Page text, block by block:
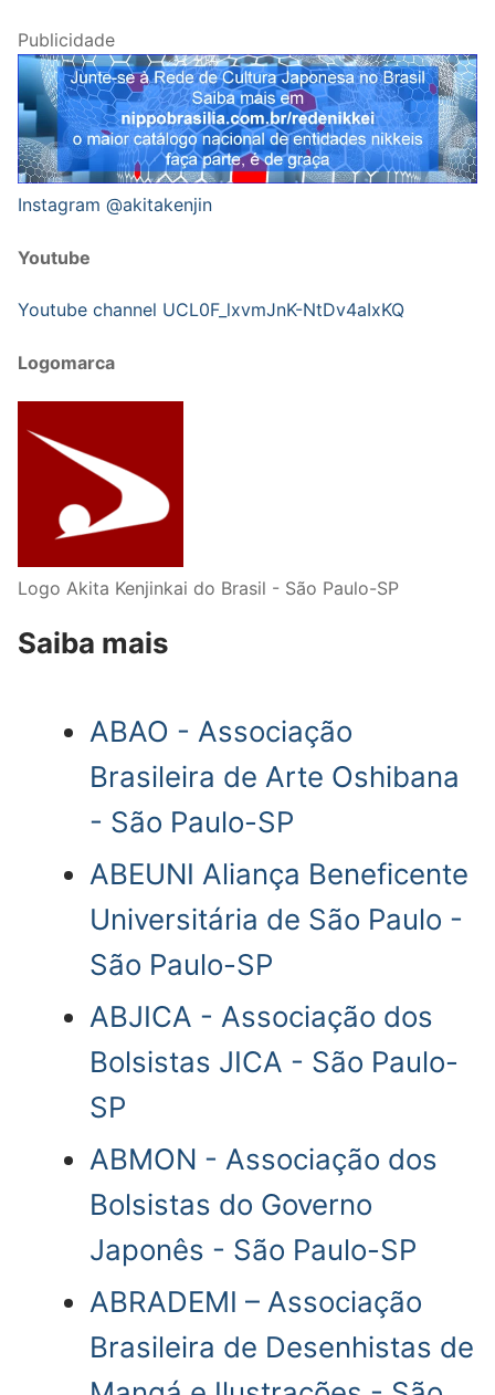
Publicidade
Instagram @akitakenjin
Youtube
Youtube channel UCL0F_lxvmJnK-NtDv4aIxKQ
Logomarca
Logo Akita Kenjinkai do Brasil - São Paulo-SP
Saiba mais
ABAO - Associação
Brasileira de Arte Oshibana
- São Paulo-SP
ABEUNI Aliança Beneficente
Universitária de São Paulo -
São Paulo-SP
ABJICA - Associação dos
Bolsistas JICA - São Paulo-
SP
ABMON - Associação dos
Bolsistas do Governo
Japonês - São Paulo-SP
ABRADEMI – Associação
Brasileira de Desenhistas de